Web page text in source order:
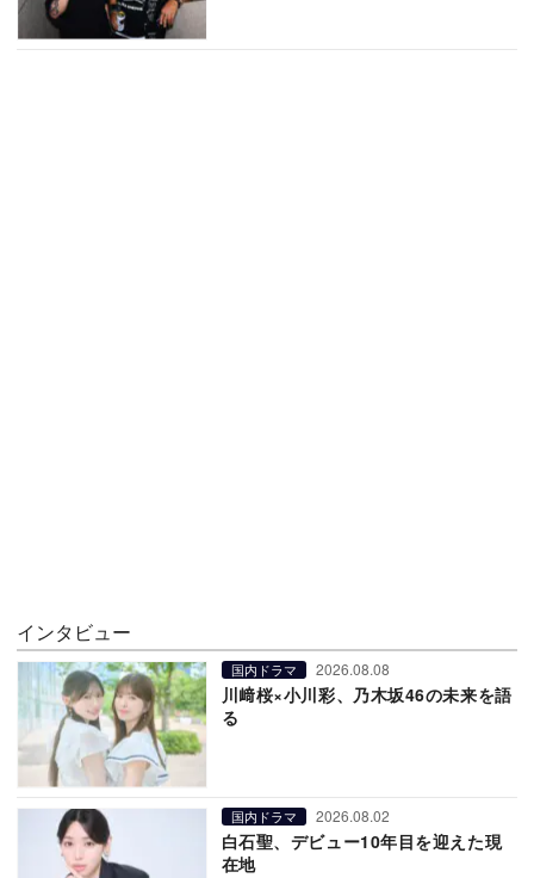
インタビュー
国内ドラマ 2026.08.08
川﨑桜×小川彩、乃木坂46の未来を語
る
国内ドラマ 2026.08.02
白石聖、デビュー10年目を迎えた現
在地